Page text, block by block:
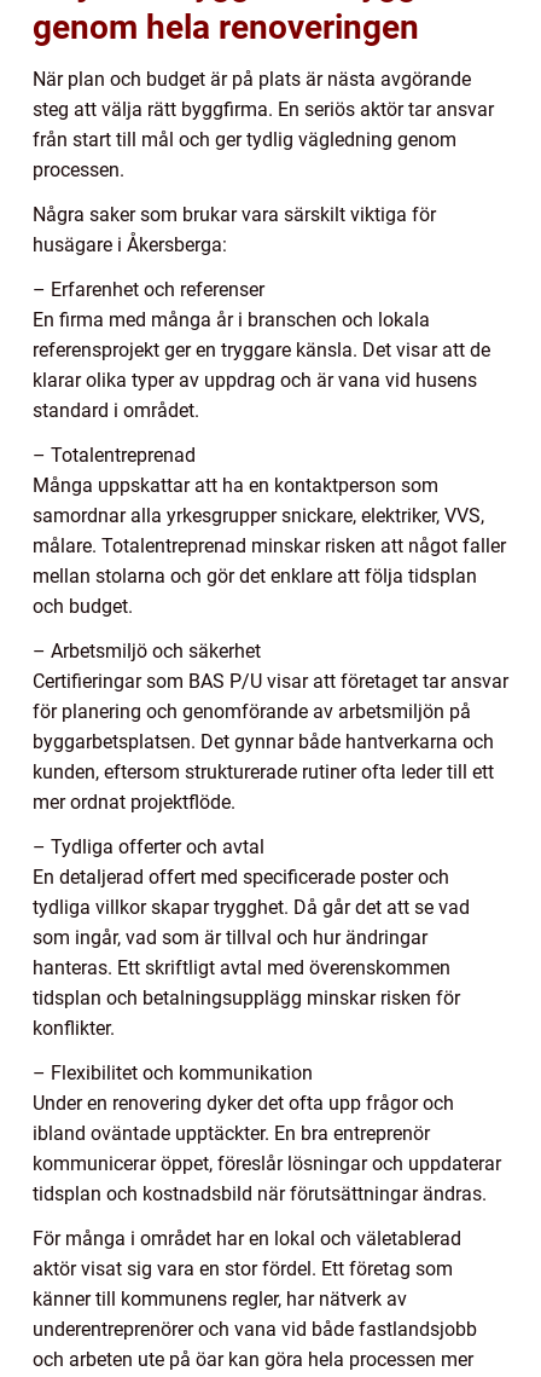
genom hela renoveringen
När plan och budget är på plats är nästa avgörande
steg att välja rätt byggfirma. En seriös aktör tar ansvar
från start till mål och ger tydlig vägledning genom
processen.
Några saker som brukar vara särskilt viktiga för
husägare i Åkersberga:
– Erfarenhet och referenser
En firma med många år i branschen och lokala
referensprojekt ger en tryggare känsla. Det visar att de
klarar olika typer av uppdrag och är vana vid husens
standard i området.
– Totalentreprenad
Många uppskattar att ha en kontaktperson som
samordnar alla yrkesgrupper snickare, elektriker, VVS,
målare. Totalentreprenad minskar risken att något faller
mellan stolarna och gör det enklare att följa tidsplan
och budget.
– Arbetsmiljö och säkerhet
Certifieringar som BAS P/U visar att företaget tar ansvar
för planering och genomförande av arbetsmiljön på
byggarbetsplatsen. Det gynnar både hantverkarna och
kunden, eftersom strukturerade rutiner ofta leder till ett
mer ordnat projektflöde.
– Tydliga offerter och avtal
En detaljerad offert med specificerade poster och
tydliga villkor skapar trygghet. Då går det att se vad
som ingår, vad som är tillval och hur ändringar
hanteras. Ett skriftligt avtal med överenskommen
tidsplan och betalningsupplägg minskar risken för
konflikter.
– Flexibilitet och kommunikation
Under en renovering dyker det ofta upp frågor och
ibland oväntade upptäckter. En bra entreprenör
kommunicerar öppet, föreslår lösningar och uppdaterar
tidsplan och kostnadsbild när förutsättningar ändras.
För många i området har en lokal och väletablerad
aktör visat sig vara en stor fördel. Ett företag som
känner till kommunens regler, har nätverk av
underentreprenörer och vana vid både fastlandsjobb
och arbeten ute på öar kan göra hela processen mer